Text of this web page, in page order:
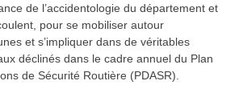
de l’accidentologie du département et
pour se mobiliser autour
et s’impliquer dans de véritables
déclinés dans le cadre annuel du Plan
de Sécurité Routière (PDASR).